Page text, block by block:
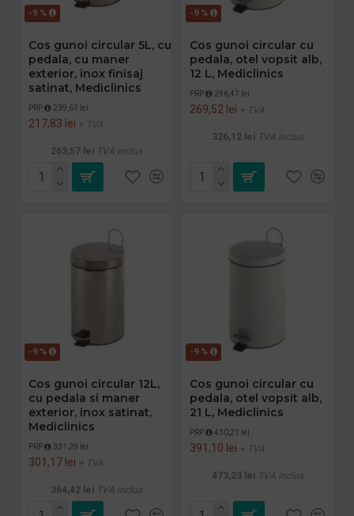
-9 %
Cos gunoi circular 5L, cu
pedala, cu maner
exterior, inox finisaj
satinat, Mediclinics
PRP 239,61 lei
217,83 lei + TVA
263,57 lei TVA inclus
-9 %
Cos gunoi circular cu
pedala, otel vopsit alb,
12 L, Mediclinics
PRP 296,47 lei
269,52 lei + TVA
326,12 lei TVA inclus
-9 %
Cos gunoi circular 12L,
cu pedala si maner
exterior, inox satinat,
Mediclinics
PRP 331,29 lei
301,17 lei + TVA
364,42 lei TVA inclus
-9 %
Cos gunoi circular cu
pedala, otel vopsit alb,
21 L, Mediclinics
PRP 430,21 lei
391,10 lei + TVA
473,23 lei TVA inclus